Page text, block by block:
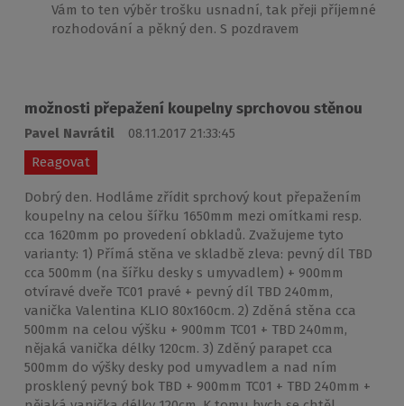
Vám to ten výběr trošku usnadní, tak přeji příjemné
rozhodování a pěkný den. S pozdravem
možnosti přepažení koupelny sprchovou stěnou
Pavel Navrátil
08.11.2017 21:33:45
Reagovat
Dobrý den. Hodláme zřídit sprchový kout přepažením
koupelny na celou šířku 1650mm mezi omítkami resp.
cca 1620mm po provedení obkladů. Zvažujeme tyto
varianty: 1) Přímá stěna ve skladbě zleva: pevný díl TBD
cca 500mm (na šířku desky s umyvadlem) + 900mm
otvíravé dveře TC01 pravé + pevný díl TBD 240mm,
vanička Valentina KLIO 80x160cm. 2) Zděná stěna cca
500mm na celou výšku + 900mm TC01 + TBD 240mm,
nějaká vanička délky 120cm. 3) Zděný parapet cca
500mm do výšky desky pod umyvadlem a nad ním
prosklený pevný bok TBD + 900mm TC01 + TBD 240mm +